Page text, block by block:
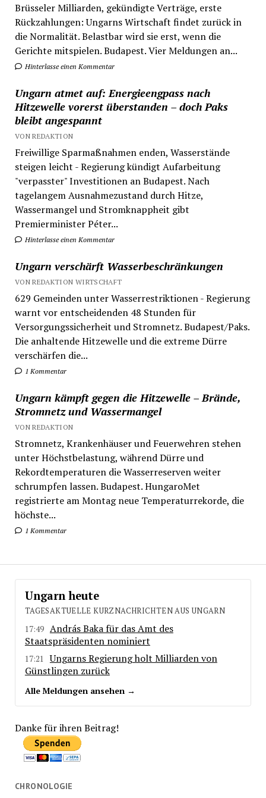
Brüsseler Milliarden, gekündigte Verträge, erste
Rückzahlungen: Ungarns Wirtschaft findet zurück in
die Normalität. Belastbar wird sie erst, wenn die
Gerichte mitspielen. Budapest. Vier Meldungen an...
Hinterlasse einen Kommentar
Ungarn atmet auf: Energieengpass nach
Hitzewelle vorerst überstanden – doch Paks
bleibt angespannt
VON REDAKTION
Freiwillige Sparmaßnahmen enden, Wasserstände
steigen leicht - Regierung kündigt Aufarbeitung
"verpasster" Investitionen an Budapest. Nach
tagelangem Ausnahmezustand durch Hitze,
Wassermangel und Stromknappheit gibt
Premierminister Péter...
Hinterlasse einen Kommentar
Ungarn verschärft Wasserbeschränkungen
VON REDAKTION WIRTSCHAFT
629 Gemeinden unter Wasserrestriktionen - Regierung
warnt vor entscheidenden 48 Stunden für
Versorgungssicherheit und Stromnetz. Budapest/Paks.
Die anhaltende Hitzewelle und die extreme Dürre
verschärfen die...
1 Kommentar
Ungarn kämpft gegen die Hitzewelle – Brände,
Stromnetz und Wassermangel
VON REDAKTION
Stromnetz, Krankenhäuser und Feuerwehren stehen
unter Höchstbelastung, während Dürre und
Rekordtemperaturen die Wasserreserven weiter
schrumpfen lassen. Budapest. HungaroMet
registrierte am Montag neue Temperaturrekorde, die
höchste...
1 Kommentar
Ungarn heute
TAGESAKTUELLE KURZNACHRICHTEN AUS UNGARN
17:49 András Baka für das Amt des
Staatspräsidenten nominiert
17:21
Ungarns Regierung holt Milliarden von
Günstlingen zurück
Alle Meldungen ansehen →
Danke für ihren Beitrag!
CHRONOLOGIE